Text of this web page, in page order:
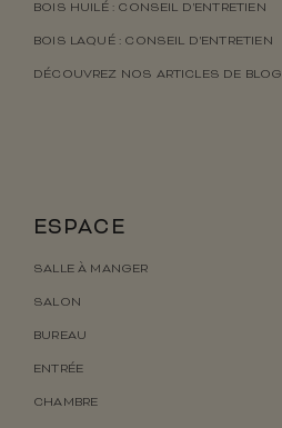
BOIS HUILÉ : CONSEIL D’ENTRETIEN
BOIS LAQUÉ : CONSEIL D’ENTRETIEN
DÉCOUVREZ NOS ARTICLES DE BLOG
ESPACE
SALLE À MANGER
SALON
BUREAU
ENTRÉE
CHAMBRE